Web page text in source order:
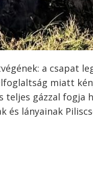
a csapat
miatt
teljes gázzal fogja
és lányainak